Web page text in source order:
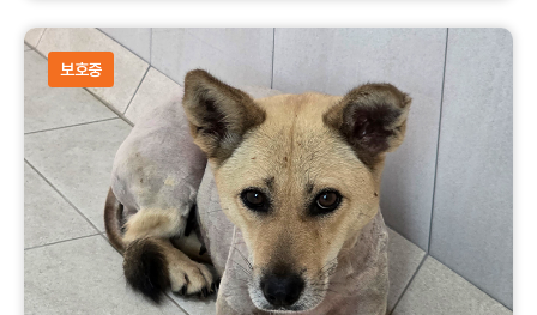
코리안숏헤어 수컷 고양이
보호중